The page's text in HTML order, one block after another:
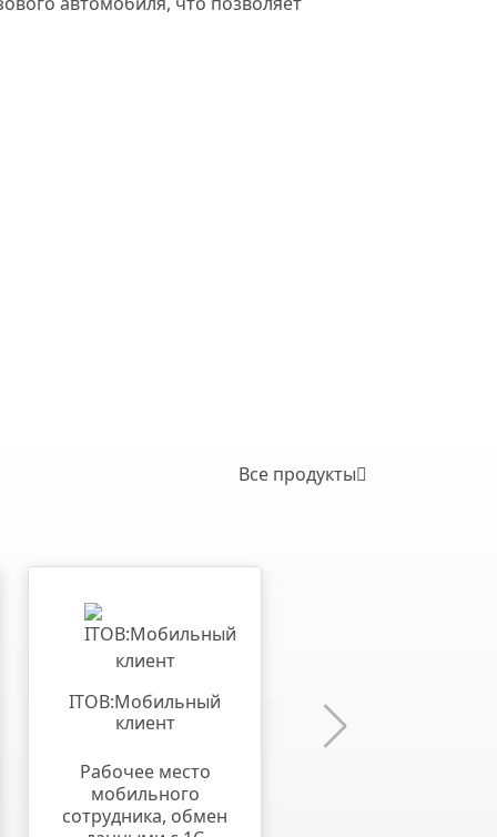
Все продукты
ITOB:Мобильный
клиент
Рабочее место
мобильного
сотрудника, обмен
Планирование и